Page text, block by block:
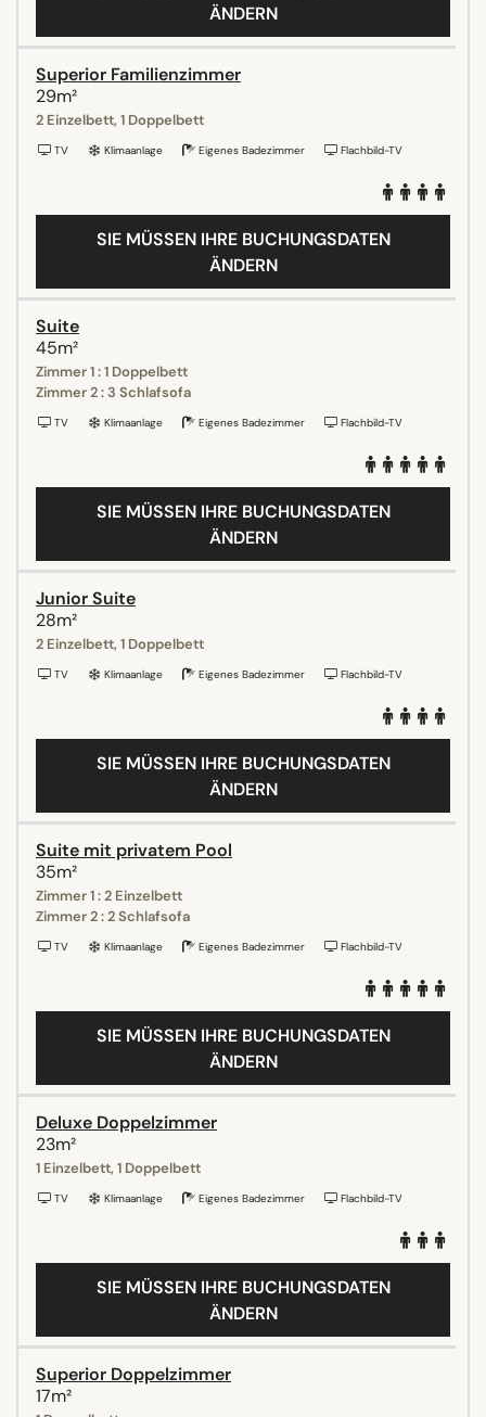
ÄNDERN
Superior Familienzimmer
29m²
2 Einzelbett, 1 Doppelbett
TV Klimaanlage Eigenes Badezimmer Flachbild-TV
SIE MÜSSEN IHRE BUCHUNGSDATEN
ÄNDERN
Suite
45m²
Zimmer 1 : 1 Doppelbett
Zimmer 2 : 3 Schlafsofa
TV Klimaanlage Eigenes Badezimmer Flachbild-TV
SIE MÜSSEN IHRE BUCHUNGSDATEN
ÄNDERN
Junior Suite
28m²
2 Einzelbett, 1 Doppelbett
TV Klimaanlage Eigenes Badezimmer Flachbild-TV
SIE MÜSSEN IHRE BUCHUNGSDATEN
ÄNDERN
Suite mit privatem Pool
35m²
Zimmer 1 : 2 Einzelbett
Zimmer 2 : 2 Schlafsofa
TV Klimaanlage Eigenes Badezimmer Flachbild-TV
SIE MÜSSEN IHRE BUCHUNGSDATEN
ÄNDERN
Deluxe Doppelzimmer
23m²
1 Einzelbett, 1 Doppelbett
TV Klimaanlage Eigenes Badezimmer Flachbild-TV
SIE MÜSSEN IHRE BUCHUNGSDATEN
ÄNDERN
Superior Doppelzimmer
17m²